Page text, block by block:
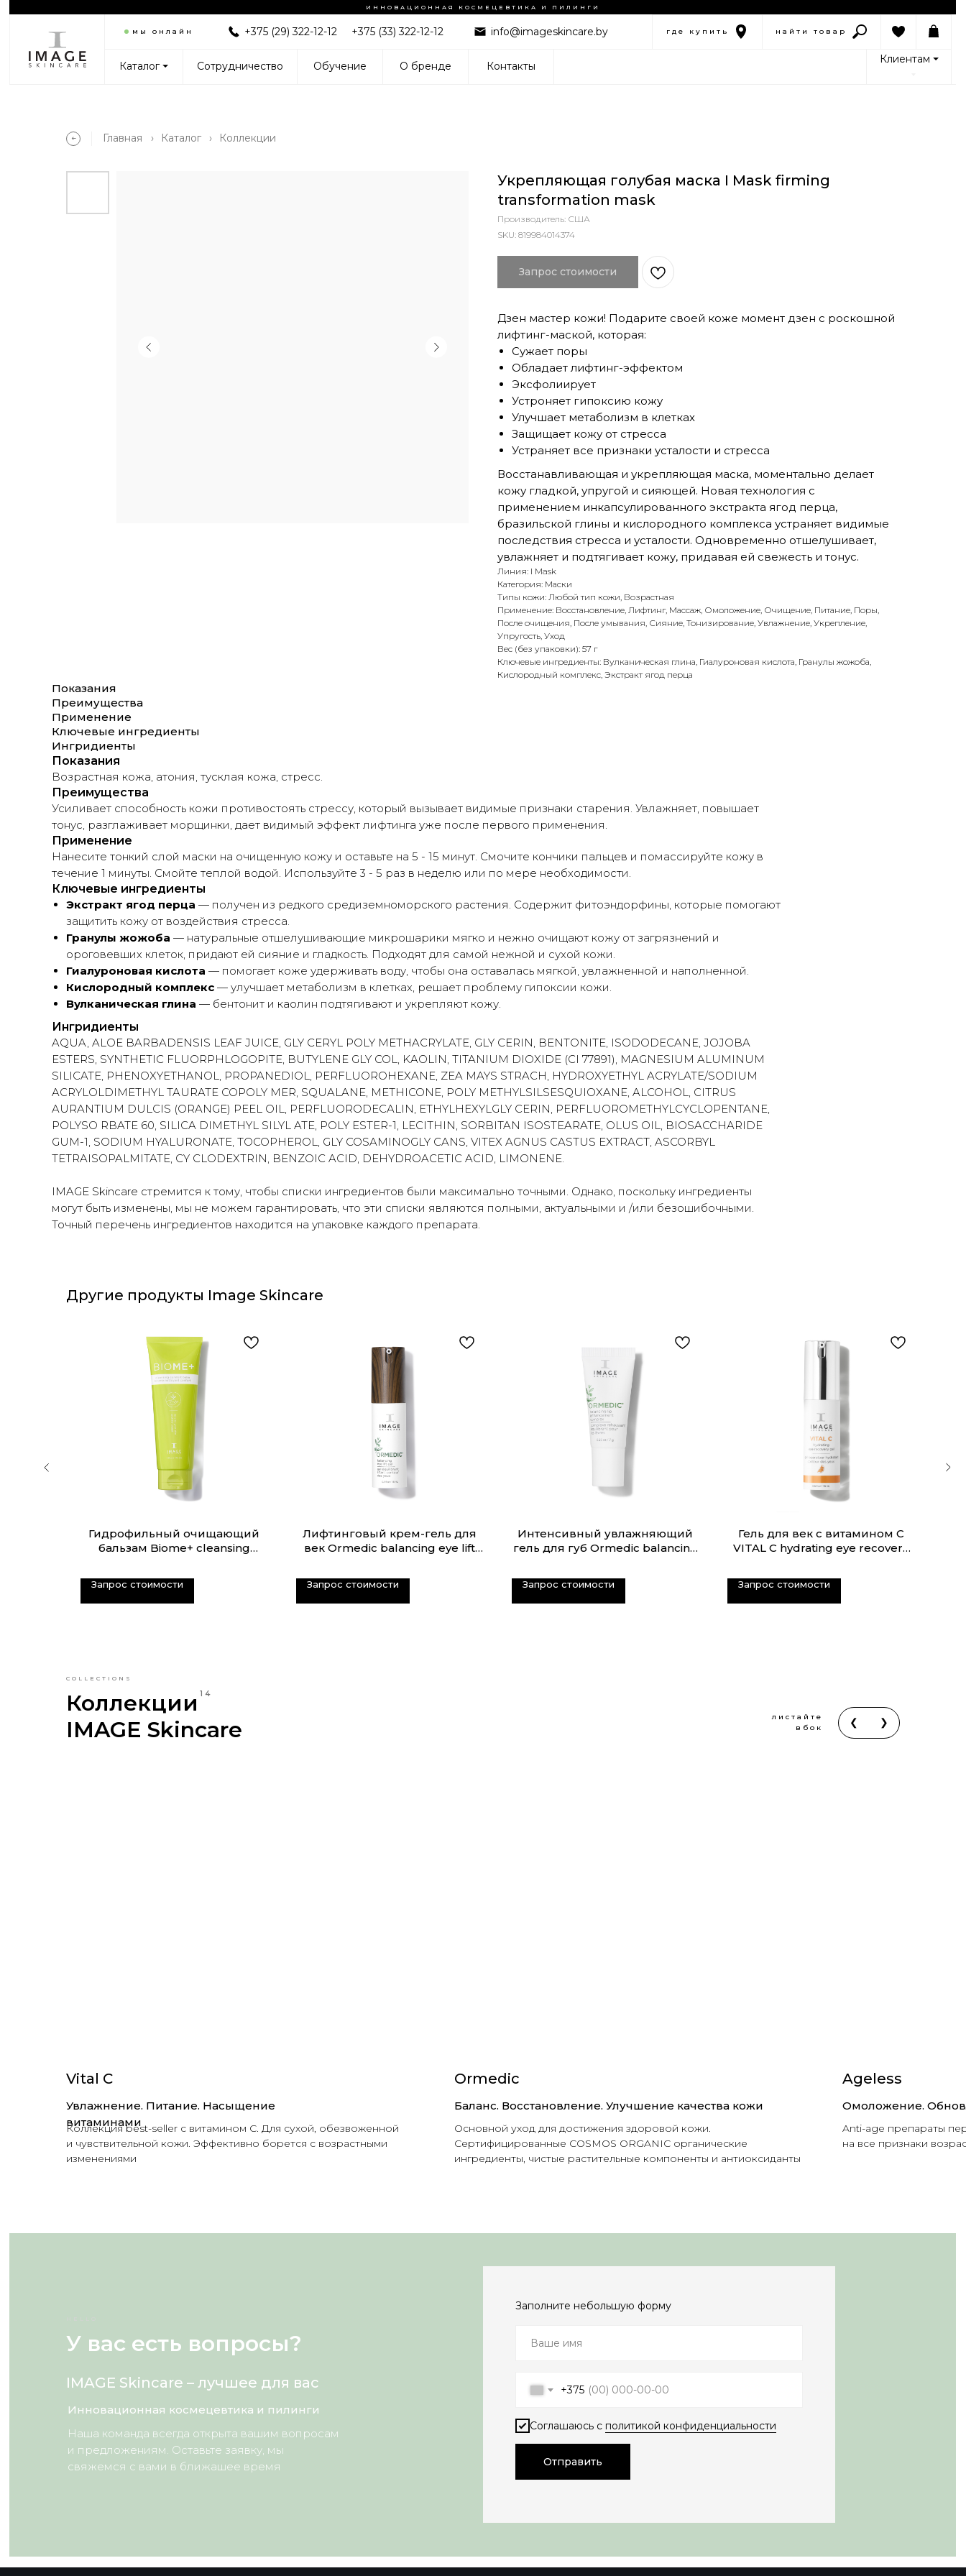
мы онлайн
Клиентам ⏷
Каталог ⏷ Контакты
Сотрудничество Обучение О бренде
где купить
info@imageskincare.by найти товар
+375 (29) 322-12-12 +375 (33) 322-12-12
ИННОВАЦИОННАЯ КОСМЕЦЕВТИКА И ПИЛИНГИ
Главная › Каталог
➔ › Коллекции
Укрепляющая голубая маска I Mask firming
transformation mask
Производитель: США
SKU: 819984014374
Запрос стоимости
Дзен мастер кожи! Подарите своей коже момент дзен с роскошной
лифтинг-маской, которая:
Сужает поры
Обладает лифтинг-эффектом
Эксфолиирует
Устроняет гипоксию кожу
Улучшает метаболизм в клетках
Защищает кожу от стресса
Устраняет все признаки усталости и стресса
Восстанавливающая и укрепляющая маска, моментально делает
кожу гладкой, упругой и сияющей. Новая технология c
применением инкапсулированного экстракта ягод перца,
бразильской глины и кислородного комплекса устраняет видимые
последствия стресса и усталости. Одновременно отшелушивает,
увлажняет и подтягивает кожу, придавая ей свежесть и тонус.
Линия: I Mask
Категория: Маски
Типы кожи: Любой тип кожи, Возрастная
Применение: Восстановление, Лифтинг, Массаж, Омоложение, Очищение, Питание, Поры,
После очищения, После умывания, Сияние, Тонизирование, Увлажнение, Укрепление,
Упругость, Уход
Вес (без упаковки): 57 г
Ключевые ингредиенты: Вулканическая глина, Гиалуроновая кислота, Гранулы жожоба,
Кислородный комплекс, Экстракт ягод перца
Показания
Преимущества
Применение
Ключевые ингредиенты
Ингридиенты
Показания
Возрастная кожа, атония, тусклая кожа, стресс.
Преимущества
Усиливает способность кожи противостоять стрессу, который вызывает видимые признаки старения. Увлажняет, повышает
тонус, разглаживает морщинки, дает видимый эффект лифтинга уже после первого применения.
Применение
Нанесите тонкий слой маски на очищенную кожу и оставьте на 5 - 15 минут. Смочите кончики пальцев и помассируйте кожу в
течение 1 минуты. Смойте теплой водой. Используйте 3 - 5 раз в неделю или по мере необходимости.
Ключевые ингредиенты
Экстракт ягод перца — получен из редкого средиземноморского растения. Содержит фитоэндорфины, которые помогают
защитить кожу от воздействия стресса.
Гранулы жожоба — натуральные отшелушивающие микрошарики мягко и нежно очищают кожу от загрязнений и
ороговевших клеток, придают ей сияние и гладкость. Подходят для самой нежной и сухой кожи.
Гиалуроновая кислота — помогает коже удерживать воду, чтобы она оставалась мягкой, увлажненной и наполненной.
Кислородный комплекс — улучшает метаболизм в клетках, решает проблему гипоксии кожи.
Вулканическая глина — бентонит и каолин подтягивают и укрепляют кожу.
Ингридиенты
AQUA, ALOE BARBADENSIS LEAF JUICE, GLY CERYL POLY METHACRYLATE, GLY CERIN, BENTONITE, ISODODECANE, JOJOBA
ESTERS, SYNTHETIC FLUORPHLOGOPITE, BUTYLENE GLY COL, KAOLIN, TITANIUM DIOXIDE (CI 77891), MAGNESIUM ALUMINUM
SILICATE, PHENOXYETHANOL, PROPANEDIOL, PERFLUOROHEXANE, ZEA MAYS STRACH, HYDROXYETHYL ACRYLATE/SODIUM
ACRYLOLDIMETHYL TAURATE COPOLY MER, SQUALANE, METHICONE, POLY METHYLSILSESQUIOXANE, ALCOHOL, CITRUS
AURANTIUM DULCIS (ORANGE) PEEL OIL, PERFLUORODECALIN, ETHYLHEXYLGLY CERIN, PERFLUOROMETHYLCYCLOPENTANE,
POLYSO RBATE 60, SILICA DIMETHYL SILYL ATE, POLY ESTER-1, LECITHIN, SORBITAN ISOSTEARATE, OLUS OIL, BIOSACCHARIDE
GUM-1, SODIUM HYALURONATE, TOCOPHEROL, GLY COSAMINOGLY CANS, VITEX AGNUS CASTUS EXTRACT, ASCORBYL
TETRAISOPALMITATE, CY CLODEXTRIN, BENZOIC ACID, DEHYDROACETIC ACID, LIMONENE.
IMAGE Skincare стремится к тому, чтобы списки ингредиентов были максимально точными. Однако, поскольку ингредиенты
могут быть изменены, мы не можем гарантировать, что эти списки являются полными, актуальными и /или безошибочными.
Точный перечень ингредиентов находится на упаковке каждого препарата.
Другие продукты Image Skincare
Гидрофильный очищающий
бальзам Biome+ cleansing
Запрос стоимости
Лифтинговый крем-гель для
век Ormedic balancing eye lift
Запрос стоимости
Интенсивный увлажняющий
гель для губ Ormedic balancing
Запрос стоимости
Гель для век с витамином С
VITAL C hydrating eye recovery
Запрос стоимости
Коллекции
IMAGE Skincare
COLLECTIONS
листайте
вбок
14
❯
❮
Vital C
Коллекция best-seller с витамином C. Для сухой, обезвоженной
и чувствительной кожи. Эффективно борется с возрастными
изменениями
Увлажнение. Питание. Насыщение
витаминами
Ormedic
Основной уход для достижения здоровой кожи.
Сертифицированные COSMOS ORGANIC органические
ингредиенты, чистые растительные компоненты и антиоксиданты
Баланс. Восстановление. Улучшение качества кожи
Ageless
Anti-age препараты
на все признаки
Омоложение.
У вас есть вопросы?
+375
Соглашаюсь с политикой конфиденциальности
Отправить
IMAGE Skincare – лучшее для вас
Заполните небольшую форму
Наша команда всегда открыта вашим вопросам
и предложениям. Оставьте заявку, мы
свяжемся с вами в ближашее время
Инновационная космецевтика и пилинги